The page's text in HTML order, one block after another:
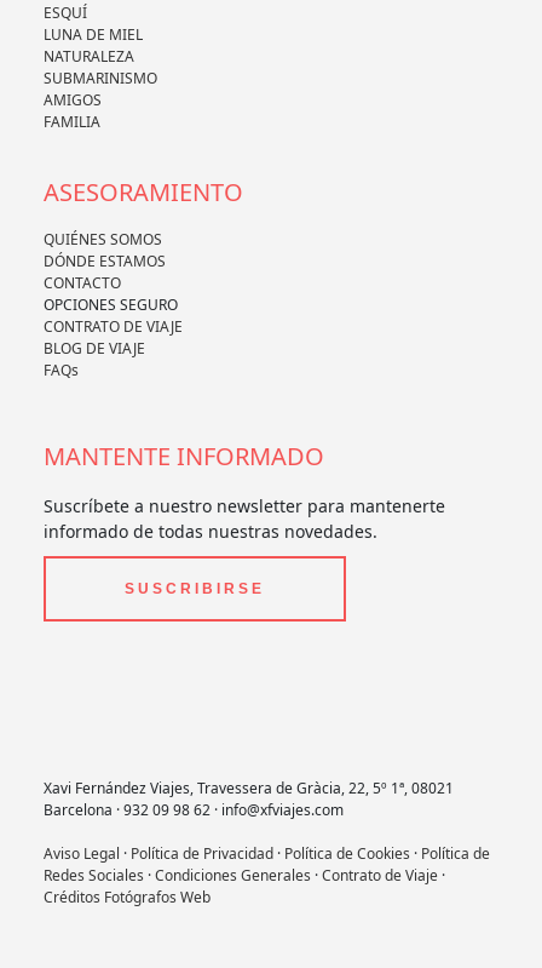
ESQUÍ
LUNA DE MIEL
NATURALEZA
SUBMARINISMO
AMIGOS
FAMILIA
ASESORAMIENTO
QUIÉNES SOMOS
DÓNDE ESTAMOS
CONTACTO
OPCIONES SEGURO
CONTRATO DE VIAJE
BLOG DE VIAJE
FAQs
MANTENTE INFORMADO
Suscríbete a nuestro newsletter para mantenerte
informado de todas nuestras novedades.
SUSCRIBIRSE
Xavi Fernández Viajes, Travessera de Gràcia, 22, 5º 1ª, 08021
Barcelona · 932 09 98 62 · info@xfviajes.com
Aviso Legal · Política de Privacidad· Política de Cookies · Política de
Redes Sociales ·Condiciones Generales ·Contrato de Viaje·
Créditos Fotógrafos Web